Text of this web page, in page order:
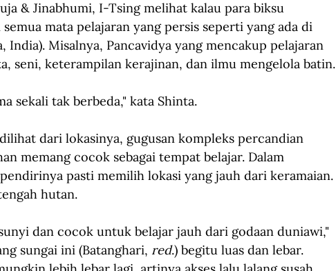
& Jinabhumi, I-Tsing melihat kalau para biksu
mata pelajaran yang persis seperti yang ada di
India). Misalnya, Pancavidya yang mencakup pelajaran
seni, keterampilan kerajinan, dan ilmu mengelola batin.
sekali tak berbeda," kata Shinta.
dari lokasinya, gugusan kompleks percandian
memang cocok sebagai tempat belajar. Dalam
pasti memilih lokasi yang jauh dari keramaian.
hutan.
dan cocok untuk belajar jauh dari godaan duniawi,"
sungai ini (Batanghari, red.) begitu luas dan lebar.